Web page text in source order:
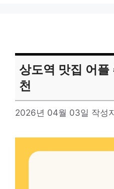
상도역 맛집 어
천
2026년 04월 03일 작성